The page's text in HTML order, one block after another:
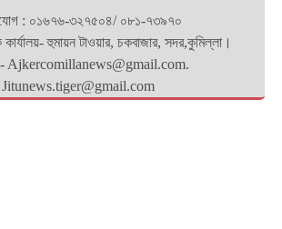
: ০১৬৭৬-৩২৭৫০৪/ ০৮১-৭৩৯৭০
কার্যালয়- হুমায়ন টাওয়ার, চকবাজার, সদর,কুমিল্লা।
Ajkercomillanews@gmail.com.
Jitunews.tiger@gmail.com